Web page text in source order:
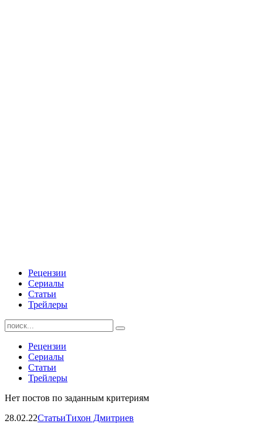
Рецензии
Сериалы
Статьи
Трейлеры
Найти:
Рецензии
Сериалы
Статьи
Трейлеры
Нет постов по заданным критериям
28.02.22СтатьиТихон Дмитриев